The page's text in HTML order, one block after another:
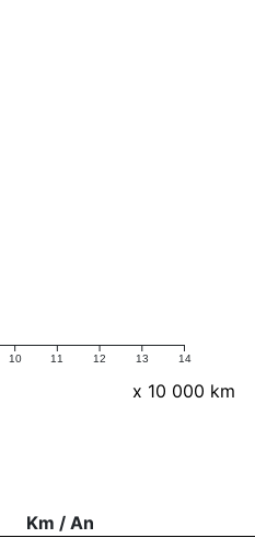
10 11 12 13 14
x 10 000 km
Km / An